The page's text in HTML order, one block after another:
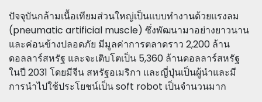
ปัจจุบันกล้ามเนื้อเทียมส่วนใหญ่เป็นแบบทำงานด้วยแรงลม
(pneumatic artificial muscle) ซึ่งพัฒนามาอย่างยาวนาน
และค่อนข้างปลอดภัย มีมูลค่าการตลาดราว 2,200 ล้าน
ดอลลาร์สหรัฐ และจะเติบโตเป็น 5,360 ล้านดอลลาร์สหรัฐ
ในปี 2031 โดยมีจีน สหรัฐอเมริกา และญี่ปุ่นเป็นผู้นำและมี
การนำไปใช้ประโยชน์เป็น soft robot เป็นจำนวนมาก